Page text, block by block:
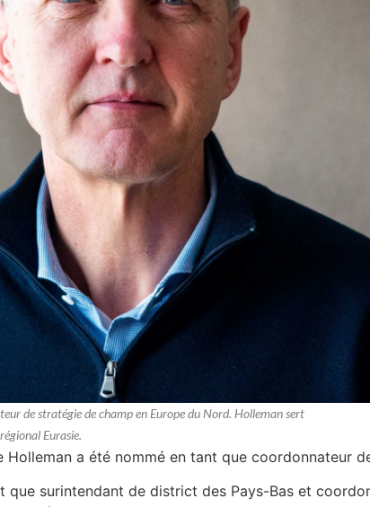
de stratégie de champ en Europe du Nord. Holleman sert
Eurasie.
Holleman a été nommé en tant que coordonnateur
surintendant de district des Pays-Bas et